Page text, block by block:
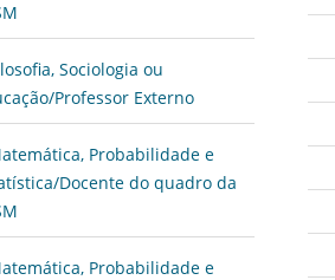
Sociologia ou
Professor Externo
Probabilidade e
Docente do quadro da
Probabilidade e